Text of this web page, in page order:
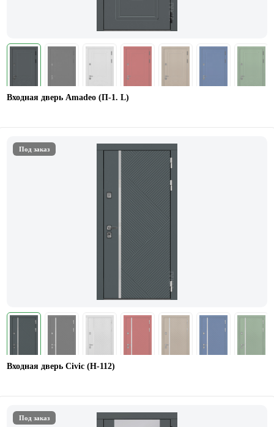
Входная дверь Amadeo (П-1. L)
Под заказ
Входная дверь Civic (Н-112)
Под заказ